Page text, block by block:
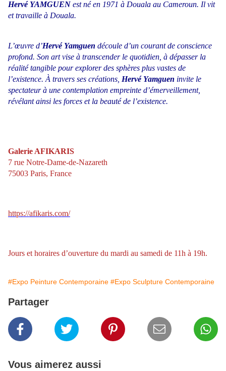
Hervé YAMGUEN est né en 1971 à Douala au Cameroun. Il vit
et travaille à Douala.
L’œuvre d’Hervé Yamguen découle d’un courant de conscience
profond. Son art vise à transcender le quotidien, à dépasser la
réalité tangible pour explorer des sphères plus vastes de
l’existence. À travers ses créations, Hervé Yamguen invite le
spectateur à une contemplation empreinte d’émerveillement,
révélant ainsi les forces et la beauté de l’existence.
Galerie AFIKARIS
7 rue Notre-Dame-de-Nazareth
75003 Paris, France
https://afikaris.com/
Jours et horaires d’ouverture du mardi au samedi de 11h à 19h.
#Expo Peinture Contemporaine #Expo Sculpture Contemporaine
Partager
Vous aimerez aussi